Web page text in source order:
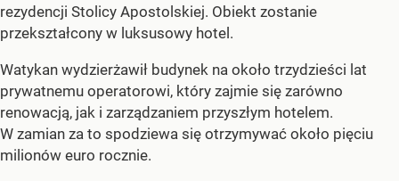
rezydencji Stolicy Apostolskiej. Obiekt zostanie
przekształcony w luksusowy hotel.
Watykan wydzierżawił budynek na około trzydzieści lat
prywatnemu operatorowi, który zajmie się zarówno
renowacją, jak i zarządzaniem przyszłym hotelem.
W zamian za to spodziewa się otrzymywać około pięciu
milionów euro rocznie.